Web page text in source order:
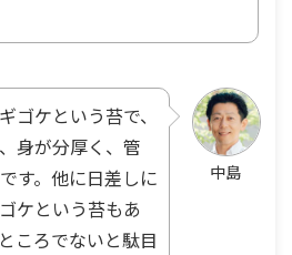
中島
ゴケという苔で、
身が分厚く、管
す。他に日差しに
ケという苔もあ
ころでないと駄目